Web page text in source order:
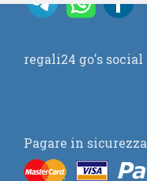
regali24 go's social
Pagare in sicurezza